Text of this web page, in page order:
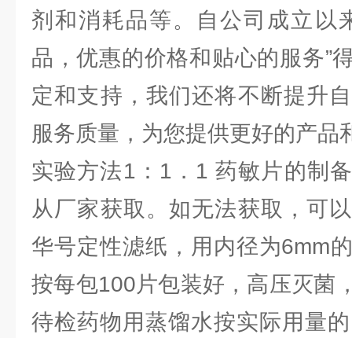
剂和消耗品等。自公司成立以
品，优惠的价格和贴心的服务”
定和支持，我们还将不断提升
服务质量，为您提供更好的产品
实验方法1：1．1 药敏片的制
从厂家获取。如无法获取，可
华号定性滤纸，用内径为6mm
按每包100片包装好，高压灭菌
待检药物用蒸馏水按实际用量